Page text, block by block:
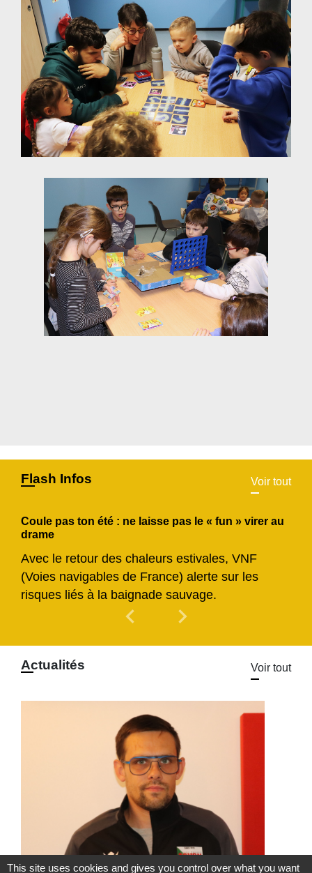
Flash Infos Voir tout
Coule pas ton été : ne laisse pas le « fun » virer au
drame
Avec le retour des chaleurs estivales, VNF
(Voies navigables de France) alerte sur les
risques liés à la baignade sauvage.
chevron_left Previous
chevron_right
Actualités Voir tout
This site uses cookies and gives you control over what you want